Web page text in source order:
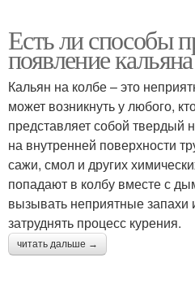
Есть ли способы
появление
Кальян на колбе – это
может возникнуть у любого,
представляет собой твердый
на внутренней поверхности
сажи, смол и других
попадают в колбу вместе с
вызывать неприятные запахи
затруднять процесс курения.
читать дальше →